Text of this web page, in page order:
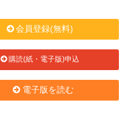
会員登録(無料)
購読(紙・電子版)申込
電子版を読む